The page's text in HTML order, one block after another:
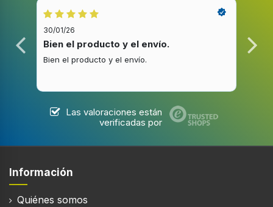
30/01/26
Bien el producto y el envío.
Bien el producto y el envío.
Las valoraciones están
verificadas por
Información
Quiénes somos